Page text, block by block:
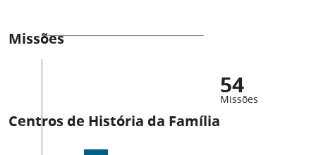
Missões
54
Missões
Centros de História da Família